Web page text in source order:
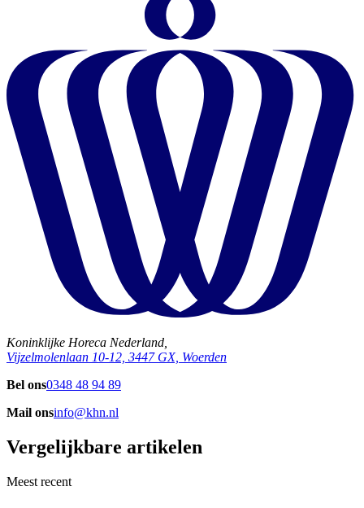
Koninklijke Horeca Nederland,
Vijzelmolenlaan 10-12, 3447 GX, Woerden
Bel ons0348 48 94 89
Mail onsinfo@khn.nl
Vergelijkbare artikelen
Meest recent